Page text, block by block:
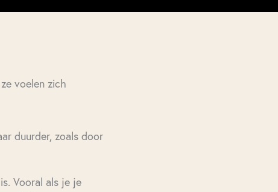
voelen zich
duurder, zoals door
Vooral als je je